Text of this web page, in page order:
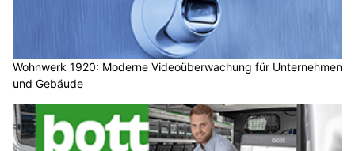
Wohnwerk 1920: Moderne Videoüberwachung für Unternehmen
und Gebäude